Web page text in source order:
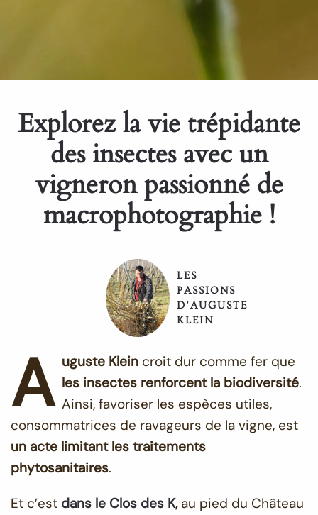
Explorez la vie trépidante
des insectes avec un
vigneron passionné de
macrophotographie !
LES
PASSIONS
D’AUGUSTE
KLEIN
A uguste Klein croit dur comme fer que
les insectes renforcent la biodiversité.
Ainsi, favoriser les espèces utiles,
consommatrices de ravageurs de la vigne, est
un acte limitant les traitements
phytosanitaires.
Et c’est dans le Clos des K,au pied du Château